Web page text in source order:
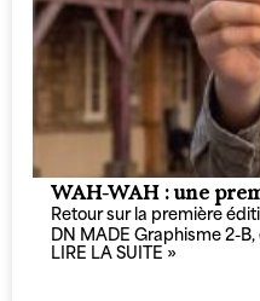
WAH-WAH : une
Retour sur la première
DN MADE Graphisme 2-
LIRE LA SUITE »